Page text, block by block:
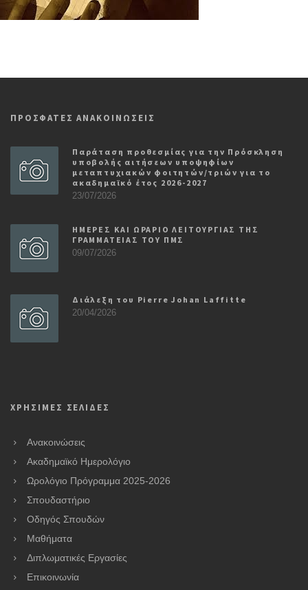
ΠΡΟΣΦΑΤΕΣ ΑΝΑΚΟΙΝΩΣΕΙΣ
Παράταση προθεσμίας για την Πρόσκληση
υποβολής αιτήσεων υποψηφίων
μεταπτυχιακών φοιτητών/τριών για το
ακαδημαϊκό έτος 2026-2027
23/07/2026
ΗΜΕΡΕΣ ΚΑΙ ΩΡΑΡΙΟ ΛΕΙΤΟΥΡΓΙΑΣ ΤΗΣ
ΓΡΑΜΜΑΤΕΙΑΣ ΤΟΥ ΠΜΣ
09/07/2026
Διάλεξη του Pierre Johan Laffitte
20/04/2026
ΧΡΗΣΙΜΕΣ ΣΕΛΙΔΕΣ
Ανακοινώσεις
Ακαδημαϊκό Ημερολόγιο
Ωρολόγιο Πρόγραμμα 2025-2026
Σπουδαστήριο
Οδηγός Σπουδών
Μαθήματα
Διπλωματικές Εργασίες
Επικοινωνία